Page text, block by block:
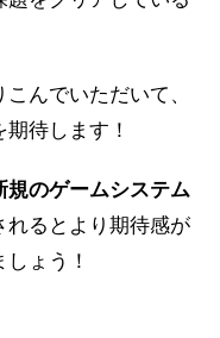
んでいただいて、
期待します！
規のゲームシステム
れるとより期待感が
ょう！